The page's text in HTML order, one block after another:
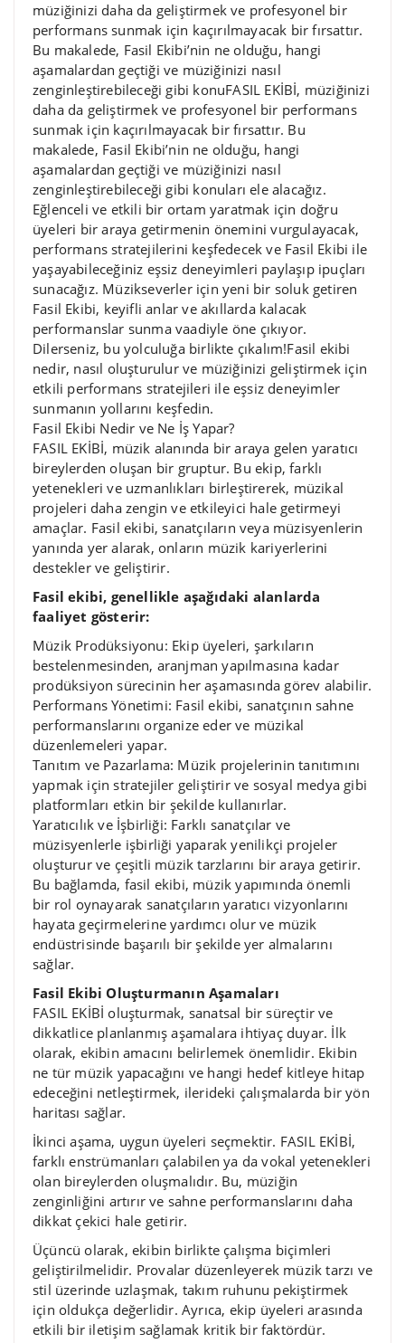
müziğinizi daha da geliştirmek ve profesyonel bir
performans sunmak için kaçırılmayacak bir fırsattır.
Bu makalede, Fasil Ekibi’nin ne olduğu, hangi
aşamalardan geçtiği ve müziğinizi nasıl
zenginleştirebileceği gibi konuFASIL EKİBİ, müziğinizi
daha da geliştirmek ve profesyonel bir performans
sunmak için kaçırılmayacak bir fırsattır. Bu
makalede, Fasil Ekibi’nin ne olduğu, hangi
aşamalardan geçtiği ve müziğinizi nasıl
zenginleştirebileceği gibi konuları ele alacağız.
Eğlenceli ve etkili bir ortam yaratmak için doğru
üyeleri bir araya getirmenin önemini vurgulayacak,
performans stratejilerini keşfedecek ve Fasil Ekibi ile
yaşayabileceğiniz eşsiz deneyimleri paylaşıp ipuçları
sunacağız. Müzikseverler için yeni bir soluk getiren
Fasil Ekibi, keyifli anlar ve akıllarda kalacak
performanslar sunma vaadiyle öne çıkıyor.
Dilerseniz, bu yolculuğa birlikte çıkalım!Fasil ekibi
nedir, nasıl oluşturulur ve müziğinizi geliştirmek için
etkili performans stratejileri ile eşsiz deneyimler
sunmanın yollarını keşfedin.
Fasil Ekibi Nedir ve Ne İş Yapar?
FASIL EKİBİ, müzik alanında bir araya gelen yaratıcı
bireylerden oluşan bir gruptur. Bu ekip, farklı
yetenekleri ve uzmanlıkları birleştirerek, müzikal
projeleri daha zengin ve etkileyici hale getirmeyi
amaçlar. Fasil ekibi, sanatçıların veya müzisyenlerin
yanında yer alarak, onların müzik kariyerlerini
destekler ve geliştirir.
Fasil ekibi, genellikle aşağıdaki alanlarda
faaliyet gösterir:
Müzik Prodüksiyonu: Ekip üyeleri, şarkıların
bestelenmesinden, aranjman yapılmasına kadar
prodüksiyon sürecinin her aşamasında görev alabilir.
Performans Yönetimi: Fasil ekibi, sanatçının sahne
performanslarını organize eder ve müzikal
düzenlemeleri yapar.
Tanıtım ve Pazarlama: Müzik projelerinin tanıtımını
yapmak için stratejiler geliştirir ve sosyal medya gibi
platformları etkin bir şekilde kullanırlar.
Yaratıcılık ve İşbirliği: Farklı sanatçılar ve
müzisyenlerle işbirliği yaparak yenilikçi projeler
oluşturur ve çeşitli müzik tarzlarını bir araya getirir.
Bu bağlamda, fasil ekibi, müzik yapımında önemli
bir rol oynayarak sanatçıların yaratıcı vizyonlarını
hayata geçirmelerine yardımcı olur ve müzik
endüstrisinde başarılı bir şekilde yer almalarını
sağlar.
Fasil Ekibi Oluşturmanın Aşamaları
FASIL EKİBİ oluşturmak, sanatsal bir süreçtir ve
dikkatlice planlanmış aşamalara ihtiyaç duyar. İlk
olarak, ekibin amacını belirlemek önemlidir. Ekibin
ne tür müzik yapacağını ve hangi hedef kitleye hitap
edeceğini netleştirmek, ilerideki çalışmalarda bir yön
haritası sağlar.
İkinci aşama, uygun üyeleri seçmektir. FASIL EKİBİ,
farklı enstrümanları çalabilen ya da vokal yetenekleri
olan bireylerden oluşmalıdır. Bu, müziğin
zenginliğini artırır ve sahne performanslarını daha
dikkat çekici hale getirir.
Üçüncü olarak, ekibin birlikte çalışma biçimleri
geliştirilmelidir. Provalar düzenleyerek müzik tarzı ve
stil üzerinde uzlaşmak, takım ruhunu pekiştirmek
için oldukça değerlidir. Ayrıca, ekip üyeleri arasında
etkili bir iletişim sağlamak kritik bir faktördür.